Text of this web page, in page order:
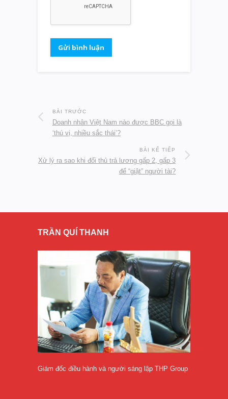
BÀI TRƯỚC
Doanh nhân Việt Nam nào được BBC gọi là
‘thú vị, nhiều sắc thái’?
BÀI KẾ TIẾP
Xử lý ra sao khi đối thủ trả lương gấp 2, gấp 3
để “giật” người tài?
TRẦN QUÍ THANH
Giám đốc điều hành và người sáng lập THP Group